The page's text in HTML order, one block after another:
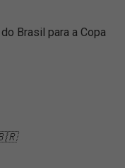
Brasil para a Copa
🇧🇷